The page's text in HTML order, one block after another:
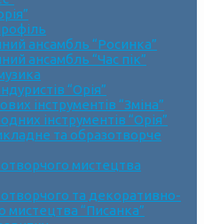
ансамбль “Росинка”
ансамбль “Час пік”
“Орія”
інструментів “Зміна”
інструментів “Орія”
та образотворче
мистецтва
та декоративно-
мистецтва “Писанка”